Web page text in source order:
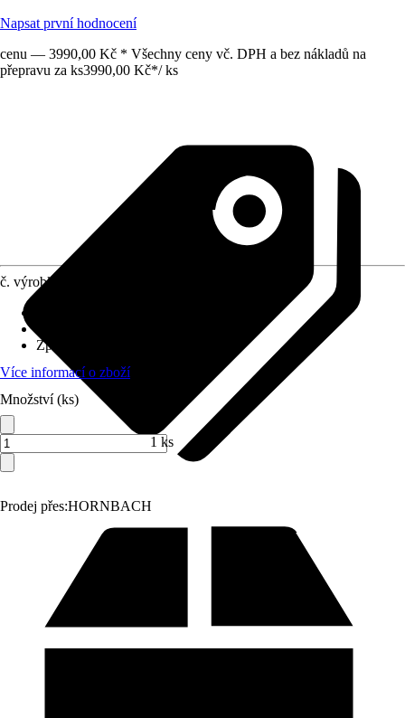
Napsat první hodnocení
cenu — 3990,00 Kč * Všechny ceny vč. DPH a bez nákladů na
přepravu za ks3990,00 Kč*/ ks
Prodej přes:HORNBACH
č. výrobku
Způsob upevnění
Více informací o zboží
Množství (ks)
1 ks